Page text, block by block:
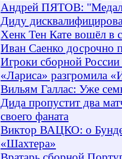
Андрей ПЯТОВ:
Диду
Хенк Тен Кате вошёл в
Иван Саенко досрочно
Игроки сборной
«Лариса» разгромила
Вильям Галлас: Уже
Дида пропустит два
своего фаната
Виктор ВАЦКО: о
«Шахтера»